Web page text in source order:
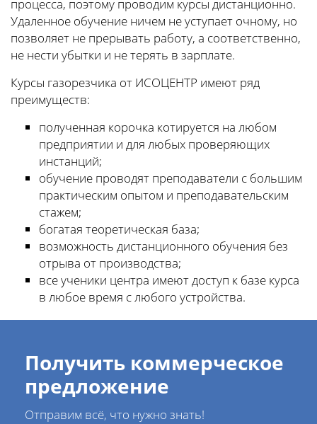
процесса, поэтому проводим курсы дистанционно.
Удаленное обучение ничем не уступает очному, но
позволяет не прерывать работу, а соответственно,
не нести убытки и не терять в зарплате.
Курсы газорезчика от ИСОЦЕНТР имеют ряд
преимуществ:
полученная корочка котируется на любом
предприятии и для любых проверяющих
инстанций;
обучение проводят преподаватели с большим
практическим опытом и преподавательским
стажем;
богатая теоретическая база;
возможность дистанционного обучения без
отрыва от производства;
все ученики центра имеют доступ к базе курса
в любое время с любого устройства.
Получить коммерческое
предложение
Отправим всё, что нужно знать!